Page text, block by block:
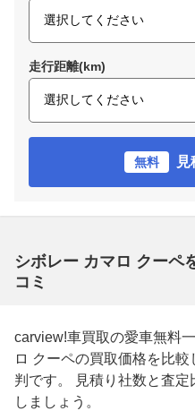
走行距離(km)
無料 見
シボレー カマロ クーペ
コミ
carview!車買取の愛車無料
ロ クーペの買取価格を比
判です。 見積り社数と査
しましょう。